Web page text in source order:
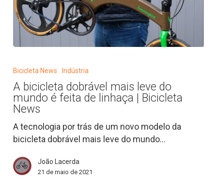
mais
leve
do
mundo
é
de
linhaça
Bicicleta News Indústria
A bicicleta dobrável mais leve do
mundo é feita de linhaça | Bicicleta
News
A tecnologia por trás de um novo modelo da
bicicleta dobrável mais leve do mundo…
João Lacerda
21 de maio de 2021